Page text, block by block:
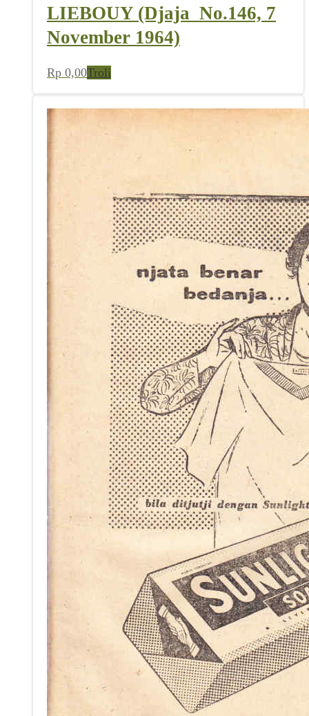
LIEBOUY (Djaja_No.146, 7
November 1964)
Rp 0,00Troli